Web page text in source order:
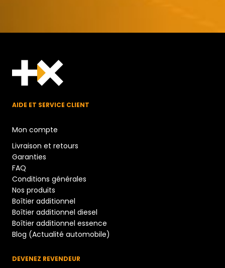
AIDE ET SERVICE CLIENT
Mon compte
Livraison et retours
Garanties
FAQ
Conditions générales
Nos produits
Boîtier additionnel
Boîtier additionnel diesel
Boîtier additionnel essence
Blog (Actualité automobile)
DEVENEZ REVENDEUR